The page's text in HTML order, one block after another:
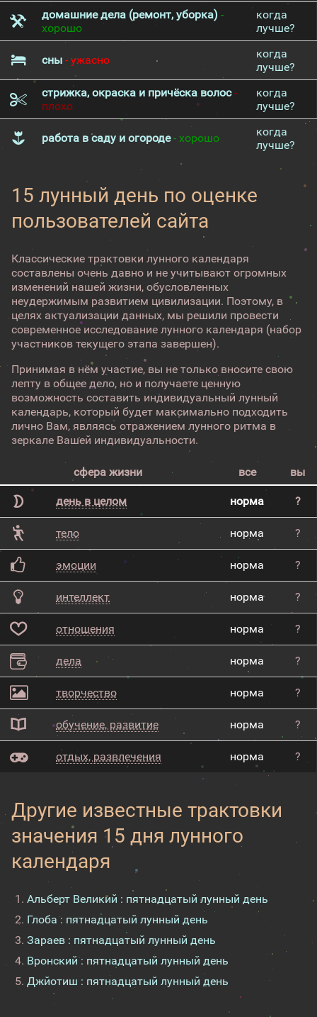
домашние дела (ремонт, уборка) -
хорошо
когда
лучше?
сны - ужасно
когда
лучше?
стрижка, окраска и причёска волос-
плохо
когда
лучше?
работа в саду и огороде- хорошо
когда
лучше?
15 лунный день по оценке
пользователей сайта
Классические трактовки лунного календаря
составлены очень давно и не учитывают огромных
изменений нашей жизни, обусловленных
неудержимым развитием цивилизации. Поэтому, в
целях актуализации данных, мы решили провести
современное исследование лунного календаря (набор
участников текущего этапа завершен).
Принимая в нём участие, вы не только вносите свою
лепту в общее дело, но и получаете ценную
возможность составить индивидуальный лунный
календарь, который будет максимально подходить
лично Вам, являясь отражением лунного ритма в
зеркале Вашей индивидуальности.
сфера жизни все вы
день в целом норма ?
тело норма ?
эмоции норма ?
интеллект норма ?
отношения норма ?
дела норма ?
творчество норма ?
обучение, развитие норма ?
отдых, развлечения норма ?
Другие известные трактовки
значения 15 дня лунного
календаря
Альберт Великий : пятнадцатый лунный день
Глоба : пятнадцатый лунный день
Зараев : пятнадцатый лунный день
Вронский : пятнадцатый лунный день
Джйотиш : пятнадцатый лунный день